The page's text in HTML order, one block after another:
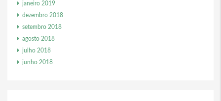
janeiro 2019
dezembro 2018
setembro 2018
agosto 2018
julho 2018
junho 2018